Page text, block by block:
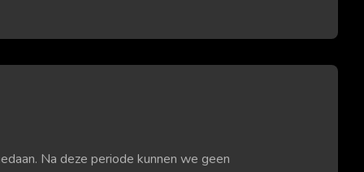
Na deze periode kunnen we geen